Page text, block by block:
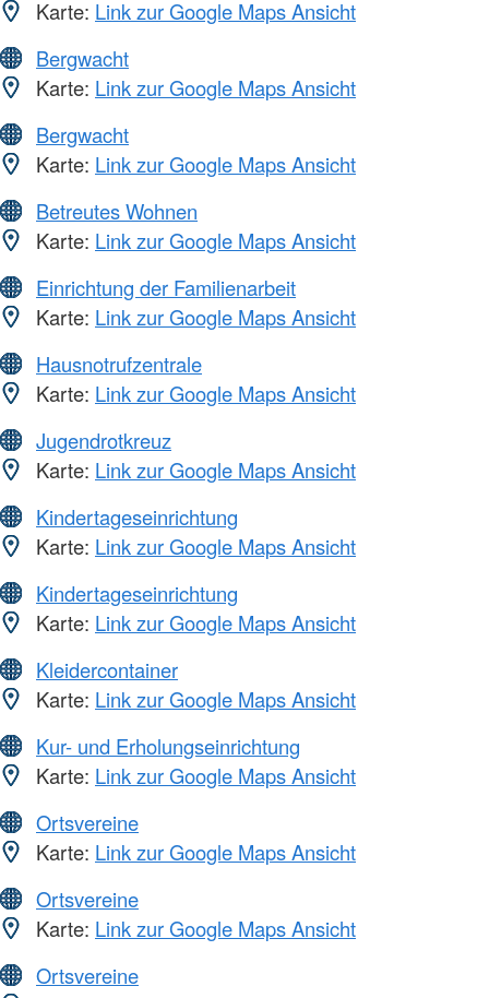
Karte: Link zur Google Maps Ansicht
Bergwacht
Karte: Link zur Google Maps Ansicht
Bergwacht
Karte: Link zur Google Maps Ansicht
Betreutes Wohnen
Karte: Link zur Google Maps Ansicht
Einrichtung der Familienarbeit
Karte: Link zur Google Maps Ansicht
Hausnotrufzentrale
Karte: Link zur Google Maps Ansicht
Jugendrotkreuz
Karte: Link zur Google Maps Ansicht
Kindertageseinrichtung
Karte: Link zur Google Maps Ansicht
Kindertageseinrichtung
Karte: Link zur Google Maps Ansicht
Kleidercontainer
Karte: Link zur Google Maps Ansicht
Kur- und Erholungseinrichtung
Karte: Link zur Google Maps Ansicht
Ortsvereine
Karte: Link zur Google Maps Ansicht
Ortsvereine
Karte: Link zur Google Maps Ansicht
Ortsvereine